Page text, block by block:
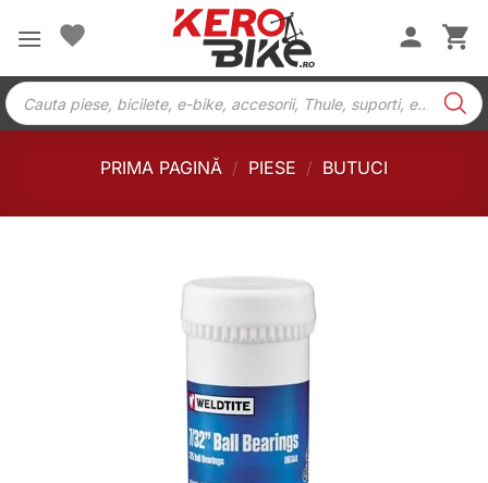
Products
search
PRIMA PAGINĂ / PIESE / BUTUCI